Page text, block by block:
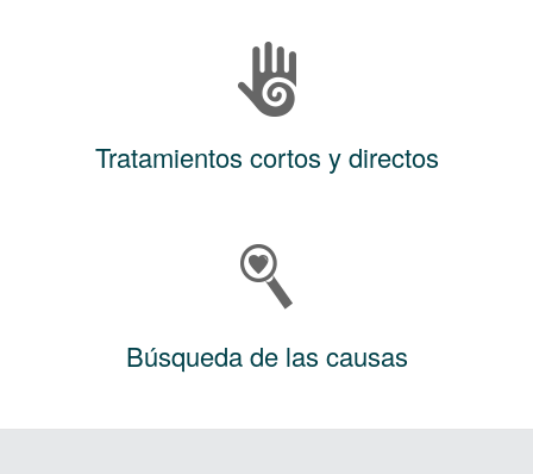
Tratamientos cortos y directos
Búsqueda de las causas